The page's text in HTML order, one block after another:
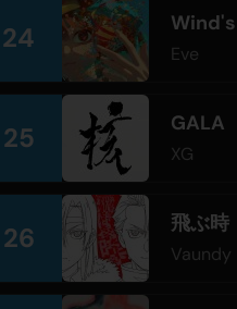
24 Eve
25 GALA
XG
26 飛ぶ時
Vaundy